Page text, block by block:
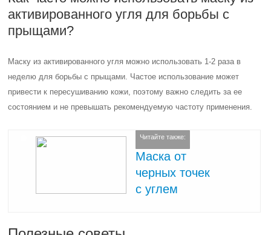
активированного угля для борьбы с
прыщами?
Маску из активированного угля можно использовать 1-2 раза в
неделю для борьбы с прыщами. Частое использование может
привести к пересушиванию кожи, поэтому важно следить за ее
состоянием и не превышать рекомендуемую частоту применения.
Читайте также:
Маска от
черных точек
с углем